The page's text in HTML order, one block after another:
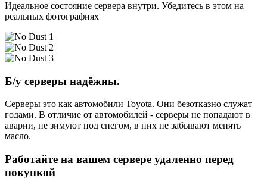
Идеальное состояние сервера внутри. Убедитесь в этом на
реальных фотографиях
Б/у серверы надёжны.
Серверы это как автомобили Toyota. Они безотказно служат
годами. В отличие от автомобилей - серверы не попадают в
аварии, не зимуют под снегом, в них не забывают менять
масло.
Работайте на вашем сервере удаленно перед
покупкой